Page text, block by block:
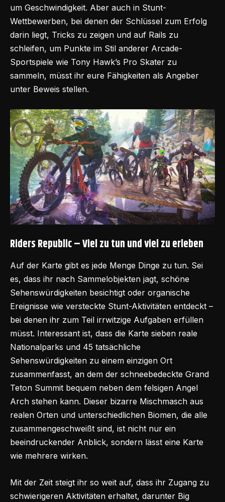
um Geschwindigkeit. Aber auch in Stunt-
Wettbewerben, bei denen der Schlüssel zum Erfolg
darin liegt, Tricks zu zeigen und auf Rails zu
schleifen, um Punkte im Stil anderer Arcade-
Sportspiele wie Tony Hawk’s Pro Skater zu
sammeln, müsst ihr eure Fähigkeiten als Angeber
unter Beweis stellen.
Riders Republic – Viel zu tun und viel zu erleben
Auf der Karte gibt es jede Menge Dinge zu tun. Sei
es, dass ihr nach Sammelobjekten jagt, schöne
Sehenswürdigkeiten besichtigt oder organische
Ereignisse wie versteckte Stunt-Aktivitäten entdeckt –
bei denen ihr zum Teil irrwitzige Aufgaben erfüllen
müsst. Interessant ist, dass die Karte sieben reale
Nationalparks und 45 tatsächliche
Sehenswürdigkeiten zu einem einzigen Ort
zusammenfasst, an dem der schneebedeckte Grand
Teton Summit bequem neben dem felsigen Angel
Arch stehen kann. Dieser bizarre Mischmasch aus
realen Orten und unterschiedlichen Biomen, die alle
zusammengeschweißt sind, ist nicht nur ein
beeindruckender Anblick, sondern lässt eine Karte
wie mehrere wirken.
Mit der Zeit steigt ihr so weit auf, dass ihr Zugang zu
schwierigeren Aktivitäten erhaltet, darunter Big